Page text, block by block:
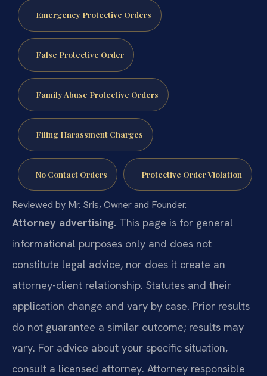
Emergency Protective Orders
False Protective Order
Family Abuse Protective Orders
Filing Harassment Charges
No Contact Orders Protective Order Violation
Reviewed by Mr. Sris, Owner and Founder.
Attorney advertising. This page is for general
informational purposes only and does not
constitute legal advice, nor does it create an
attorney-client relationship. Statutes and their
application change and vary by case. Prior results
do not guarantee a similar outcome; results may
vary. For advice about your specific situation,
consult a licensed attorney. Attorney responsible